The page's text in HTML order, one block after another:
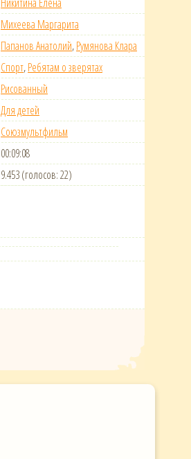
Михеева Маргарита
Папанов Анатолий,Румянова Клара
Спорт,Ребятам о зверятах
Рисованный
Для детей
Союзмультфильм
00:09:08
9.453 (голосов: 22)